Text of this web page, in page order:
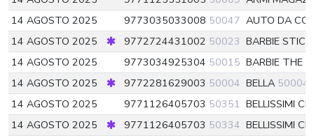
14 AGOSTO 2025
9773035033008 50047 AUTO DA
14 AGOSTO 2025
9772724431002 50023 BARBIE
14 AGOSTO 2025
9773034925304 50015 BARBIE THE
14 AGOSTO 2025
9772281629003 50004 BELLA 50004
14 AGOSTO 2025
9771126405703 50351 BELLISSIMI
14 AGOSTO 2025
9771126405703 50334 BELLISSIMI